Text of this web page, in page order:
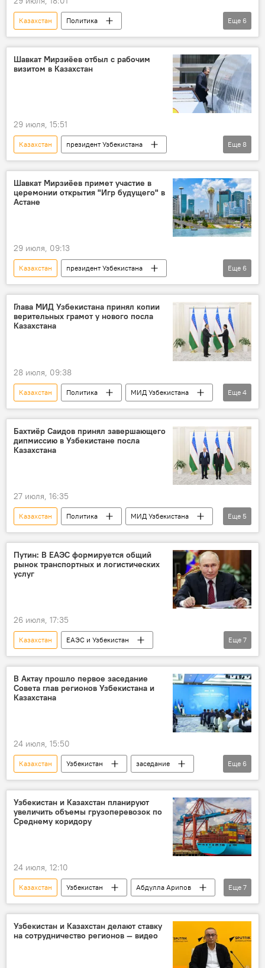
Казахстан
Политика
президент Узбекистана
Шавкат Мирзиёев
рабочий визит
аэропорт
Астана
Встреча
Еще 6
Шавкат Мирзиёев отбыл с рабочим
визитом в Казахстан
29 июля, 15:51
Казахстан
президент Узбекистана
Шавкат Мирзиёев
рабочий визит
Астана
Политика
церемония
открытие
игры
Еще 8
Шавкат Мирзиёев примет участие в
церемонии открытия "Игр будущего" в
Астане
29 июля, 09:13
Казахстан
президент Узбекистана
Шавкат Мирзиёев
рабочий визит
церемония
открытие
игры
спортивные соревнования
Еще 6
Глава МИД Узбекистана принял копии
верительных грамот у нового посла
Казахстана
28 июля, 09:38
Казахстан Политика
МИД Узбекистана
Бахтиер Саидов
верительные грамоты
Посол
Еще 4
Бахтиёр Саидов принял завершающего
дипмиссию в Узбекистане посла
Казахстана
27 июля, 16:35
Казахстан Политика
МИД Узбекистана
Бахтиер Саидов
Встреча
прощание
Узбекистан
Еще 5
Путин: В ЕАЭС формируется общий
рынок транспортных и логистических
услуг
26 июля, 17:35
Казахстан
ЕАЭС и Узбекистан
Узбекистан и ЕАЭС: перспективы возможной интеграции
ЕАЭС
президент РФ
форум
транспорт
Еще 7
В Актау прошло первое заседание
Совета глав регионов Узбекистана и
Казахстана
24 июля, 15:50
Казахстан Узбекистан
заседание
Абдулла Арипов
Премьер-министр
меморандум
подписание документов
сотрудничество
регион
Еще 6
Узбекистан и Казахстан планируют
увеличить объемы грузоперевозок по
Среднему коридору
24 июля, 12:10
Казахстан Узбекистан
Абдулла Арипов
Торговля
порт
Премьер-министр
грузовые авиаперевозки
международные перевозки
Еще 7
Узбекистан и Казахстан делают ставку
на сотрудничество регионов — видео